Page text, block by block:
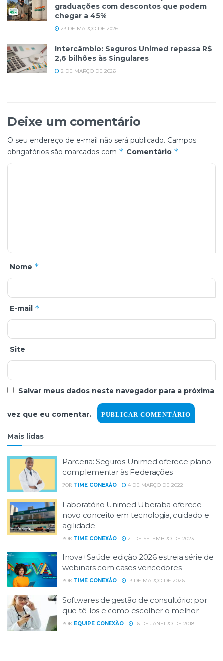
graduações com descontos que podem
chegar a 45%
23 DE MARÇO DE 2026
Intercâmbio: Seguros Unimed repassa R$
2,6 bilhões às Singulares
2 DE MARÇO DE 2026
Deixe um comentário
O seu endereço de e-mail não será publicado. Campos
obrigatórios são marcados com * Comentário *
Nome *
E-mail *
Site
Salvar meus dados neste navegador para a próxima
vez que eu comentar.
Mais lidas
Parceria: Seguros Unimed oferece plano
complementar às Federações
POR TIME CONEXÃO 4 DE MARÇO DE 2022
Laboratório Unimed Uberaba oferece
novo conceito em tecnologia, cuidado e
agilidade
POR TIME CONEXÃO 21 DE SETEMBRO DE 2023
Inova+Saúde: edição 2026 estreia série de
webinars com cases vencedores
POR TIME CONEXÃO 13 DE MARÇO DE 2026
Softwares de gestão de consultório: por
que tê-los e como escolher o melhor
POR EQUIPE CONEXÃO 16 DE JANEIRO DE 2018